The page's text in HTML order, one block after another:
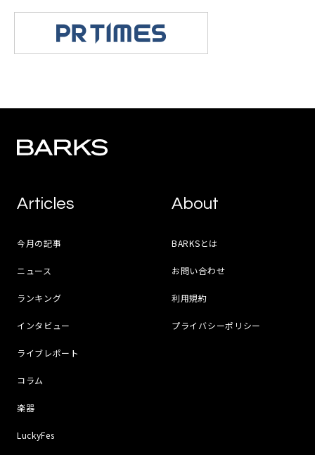
Articles
今月の記事
ニュース
ランキング
インタビュー
ライブレポート
コラム
楽器
LuckyFes
About
BARKSとは
お問い合わせ
利用規約
プライバシーポリシー